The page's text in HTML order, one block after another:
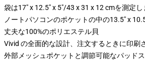
袋は17" x 12.5" x 5"/43 x 31 x 12 cmを測定し
ノートパソコンのポケットの中の13.5" x
丈夫な100%のポリエステル貝
Vivid の全面的な設計、注文するときに印刷
外部メッシュポケットと調節可能なパッド